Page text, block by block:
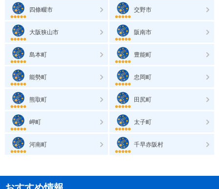
四條畷市 交野市
大阪狭山市 阪南市
島本町 豊能町
能勢町 忠岡町
熊取町 田尻町
岬町 太子町
河南町 千早赤阪村